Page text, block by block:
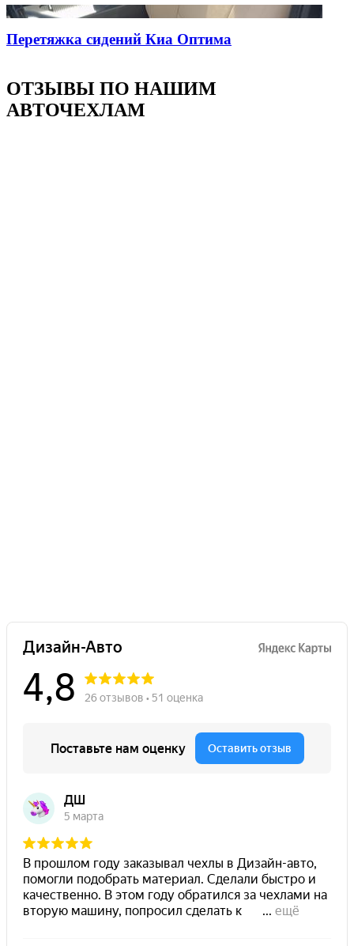
Перетяжка сидений Киа Оптима
ОТЗЫВЫ ПО НАШИМ
АВТОЧЕХЛАМ